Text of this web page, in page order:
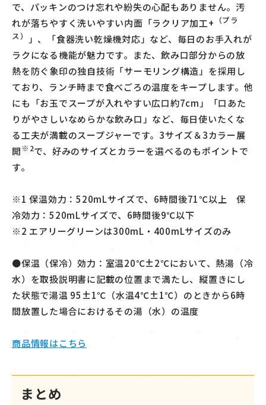
で、パッキンのつけ忘れや紛失の心配もありません。汚
れが落ちやすく洗いやすい内面「ラクリア加工+ （プラ
ス） 」、「食器洗い乾燥機対応」など、毎日のお手入れが
ラクになる機能が魅力です。また、飲み口部分からの放
熱を防ぐ象印の独自技術「サーモリング構造」を採用し
ており、ランチ時まで食べごろの温度をキープします。他
にも「お玉でスープが入れやすい広口約7cm」
「口あた
りがやさしいなめらかな飲み口」など、毎日使いたくな
る工夫が満載のスープジャーです。 3サイズ＆3カラー展
開※2で、好みのサイズとカラーを選べるのもポイントで
す。
※1保温効力： 520mLサイズで、 6時間後71℃以上 保
冷効力： 520mLサイズで、 6時間後9℃以下
※2 エアリーグリーンは300mL ・ 400mLサイズのみ
●保温（保冷）効力：室温20℃±2℃において、熱湯（冷
水）を取扱説明書に記載の位置まで満たし、縦置きにし
た状態で湯温 95±1℃（水温4℃±1℃）のときから6時
間放置した場合におけるその湯（水）の温度
商品情報はこちら
まとめ